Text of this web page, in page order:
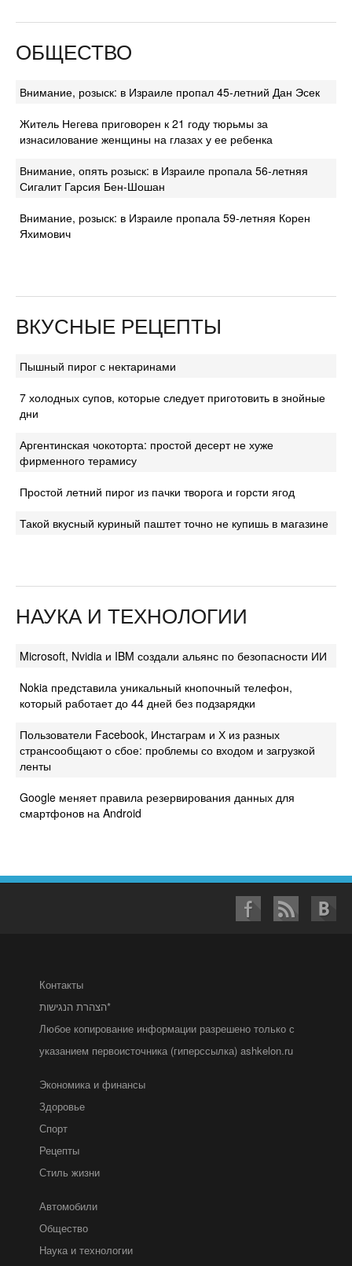
ОБЩЕСТВО
Внимание, розыск: в Израиле пропал 45-летний Дан Эсек
Житель Негева приговорен к 21 году тюрьмы за
изнасилование женщины на глазах у ее ребенка
Внимание, опять розыск: в Израиле пропала 56-летняя
Сигалит Гарсия Бен-Шошан
Внимание, розыск: в Израиле пропала 59-летняя Корен
Яхимович
ВКУСНЫЕ РЕЦЕПТЫ
Пышный пирог с нектаринами
7 холодных супов, которые следует приготовить в знойные
дни
Аргентинская чокоторта: простой десерт не хуже
фирменного терамису
Простой летний пирог из пачки творога и горсти ягод
Такой вкусный куриный паштет точно не купишь в магазине
НАУКА И ТЕХНОЛОГИИ
Microsoft, Nvidia и IBM создали альянс по безопасности ИИ
Nokia представила уникальный кнопочный телефон,
который работает до 44 дней без подзарядки
Пользователи Facebook, Инстаграм и Х из разных
странсообщают о сбое: проблемы со входом и загрузкой
ленты
Google меняет правила резервирования данных для
смартфонов на Android
Контакты
הצהרת הנגישות*
Любое копирование информации разрешено только с
указанием первоисточника (гиперссылка) ashkelon.ru
Экономика и финансы
Здоровье
Спорт
Рецепты
Стиль жизни
Автомобили
Общество
Наука и технологии